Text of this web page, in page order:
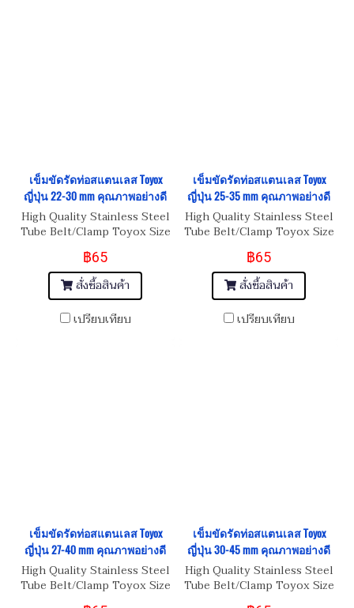
เข็มขัดรัดท่อสแตนเลส Toyox
ญี่ปุ่น 22-30 mm คุณภาพอย่างดี
High Quality Stainless Steel
Tube Belt/Clamp Toyox Size
22-30 mm
฿65
สั่งซื้อสินค้า
เปรียบเทียบ
เข็มขัดรัดท่อสแตนเลส Toyox
ญี่ปุ่น 25-35 mm คุณภาพอย่างดี
High Quality Stainless Steel
Tube Belt/Clamp Toyox Size
25-35 mm
฿65
สั่งซื้อสินค้า
เปรียบเทียบ
เข็มขัดรัดท่อสแตนเลส Toyox
ญี่ปุ่น 27-40 mm คุณภาพอย่างดี
High Quality Stainless Steel
Tube Belt/Clamp Toyox Size
27-40 mm
เข็มขัดรัดท่อสแตนเลส Toyox
ญี่ปุ่น 30-45 mm คุณภาพอย่างดี
High Quality Stainless Steel
Tube Belt/Clamp Toyox Size
30-45 mm